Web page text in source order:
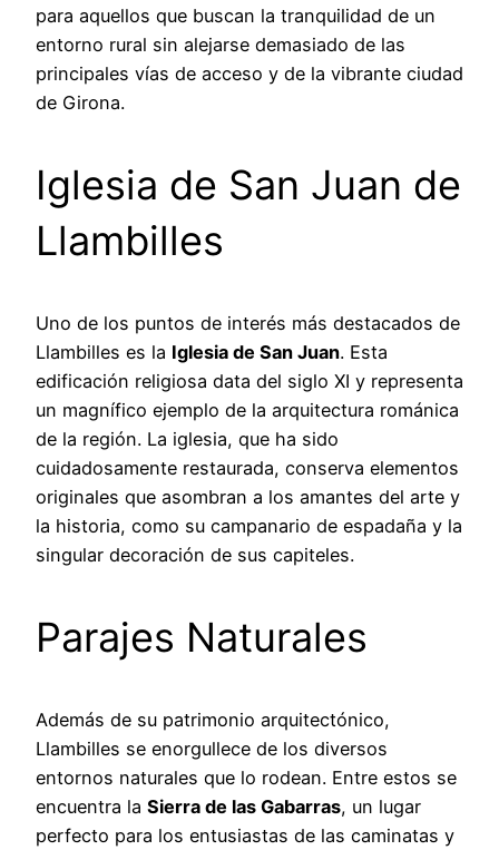
para aquellos que buscan la tranquilidad de un
entorno rural sin alejarse demasiado de las
principales vías de acceso y de la vibrante ciudad
de Girona.
Iglesia de San Juan de
Llambilles
Uno de los puntos de interés más destacados de
Llambilles es la Iglesia de San Juan. Esta
edificación religiosa data del siglo XI y representa
un magnífico ejemplo de la arquitectura románica
de la región. La iglesia, que ha sido
cuidadosamente restaurada, conserva elementos
originales que asombran a los amantes del arte y
la historia, como su campanario de espadaña y la
singular decoración de sus capiteles.
Parajes Naturales
Además de su patrimonio arquitectónico,
Llambilles se enorgullece de los diversos
entornos naturales que lo rodean. Entre estos se
encuentra la Sierra de las Gabarras, un lugar
perfecto para los entusiastas de las caminatas y